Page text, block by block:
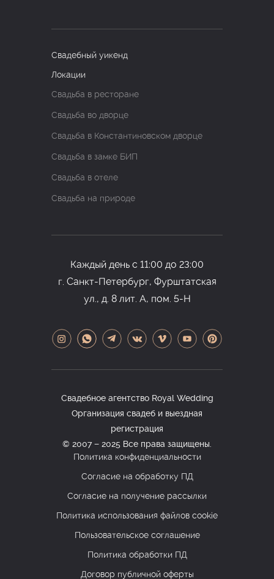
Свадебный уикенд
Локации
Свадьба в ресторане
Свадьба во дворце
Свадьба в Константиновском дворце
Свадьба в замке БИП
Свадьба в отеле
Свадьба на природе
Каждый день с 11:00 до 23:00
г. Санкт-Петербург, Фурштатская
ул., д. 8 лит. А, пом. 5-Н
Свадебное агентство Royal Wedding
Организация свадеб и выездная
регистрация
© 2007 − 2025 Все права защищены.
Политика конфиденциальности
Согласие на обработку ПД
Согласие на получение рассылки
Политика использования файлов cookie
Пользовательское соглашение
Политика обработки ПД
Договор публичной оферты